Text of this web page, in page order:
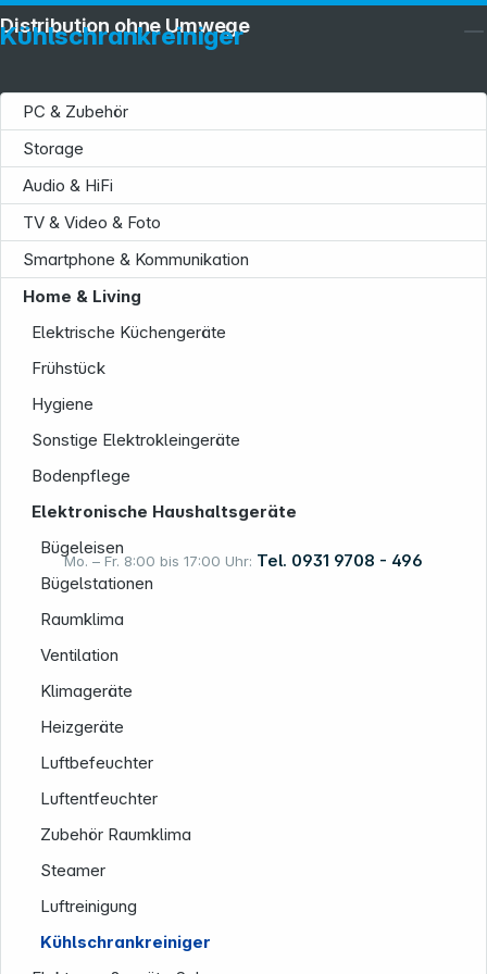
Mo. – Fr. 8:00 bis 17:00 Uhr: Tel. 0931 9708 - 496
Kühlschrankreiniger
PC & Zubehör
Storage
Audio & HiFi
TV & Video & Foto
Smartphone & Kommunikation
Home & Living
Elektrische Küchengeräte
Frühstück
Hygiene
Sonstige Elektrokleingeräte
Bodenpflege
Elektronische Haushaltsgeräte
Bügeleisen
Bügelstationen
Raumklima
Ventilation
Klimageräte
Heizgeräte
Luftbefeuchter
Luftentfeuchter
Zubehör Raumklima
Steamer
Luftreinigung
Kühlschrankreiniger
Distribution ohne Umwege
Service
Informationen
Rechtliches
Folgen Sie uns auf